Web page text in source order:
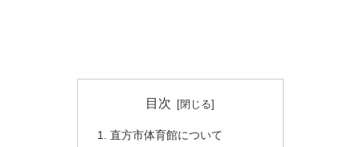
目次
直方市体育館について